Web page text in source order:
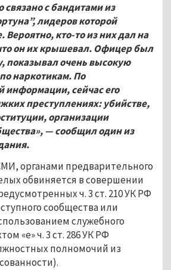
связано с бандитами из
лидеров которой
Вероятно, кто-то из них дал на
он их крышевал. Офицер был
показывал очень высокую
наркотикам. По
информации, сейчас его
преступлениях: убийстве,
организации
— сообщил один из
органами предварительного
обвиняется в совершении
ч. 3 ст. 210 УК РФ
сообщества или
служебного
«е» ч. 3 ст. 286 УК РФ
полномочий из